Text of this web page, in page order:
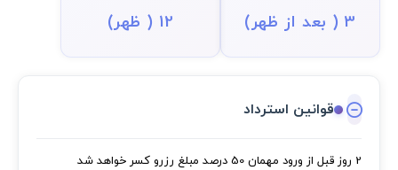
3 ( بعد از ظهر) 12 ( ظهر)
قوانین استرداد
2 روز قبل از ورود مهمان 50 درصد مبلغ رزرو کسر خواهد شد